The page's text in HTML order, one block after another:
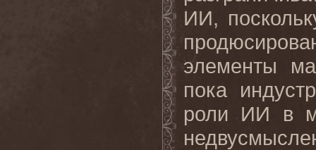
ИИ,
элементы
пока
роли ИИ в